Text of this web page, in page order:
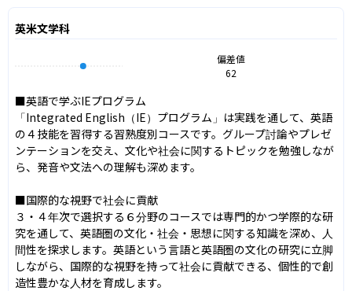
英米文学科
偏差値
62
■英語で学ぶIEプログラム
「Integrated English（IE）プログラム」は実践を通して、英語
の４技能を習得する習熟度別コースです。グループ討論やプレゼ
ンテーションを交え、文化や社会に関するトピックを勉強しなが
ら、発音や文法への理解も深めます。
■国際的な視野で社会に貢献
３・４年次で選択する６分野のコースでは専門的かつ学際的な研
究を通して、英語圏の文化・社会・思想に関する知識を深め、人
間性を探求します。英語という言語と英語圏の文化の研究に立脚
しながら、国際的な視野を持って社会に貢献できる、個性的で創
造性豊かな人材を育成します。